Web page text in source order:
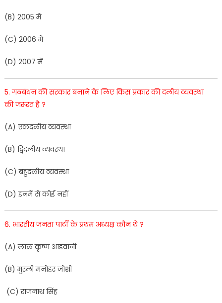
(B) 2005में
(C) 2006में
(D) 2007में
5.गठबंधनकीसरकारबनानेकेलिएकिसप्रकारकीदलीयव्यवस्था
कीजरूरतहै ?
(A) एकदलीयव्यवस्था
(B) द्विदलीयव्यवस्था
(C)बहुदलीयव्यवस्था
(D)इनमेंसेकोईनहीं
6. भारतीयजनतापार्टीकेप्रथम अध्यक्षकौनथे?
(A)लालकृष्ण आडवानी
(B)मुरलीमनोहरजोशी
(C)राजनाथसिंह